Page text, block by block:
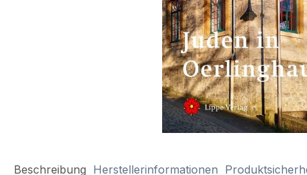
Beschreibung Herstellerinformationen